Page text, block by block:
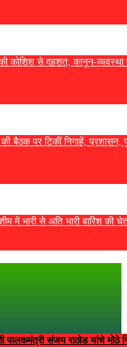
कोशिश से दहशत; कानून-व्यवस्था
बैठक पर टिकीं निगाहें; प्रशासन,
भारी से अति भारी बारिश की
पालकमंत्री संजय राठोड यांचे मोठे